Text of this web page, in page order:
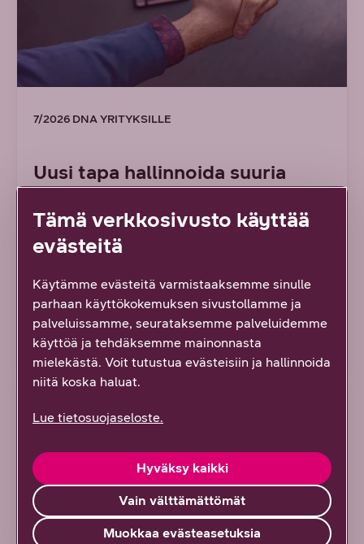
7/2026 DNA YRITYKSILLE
Uusi tapa hallinnoida suuria
Network Premium tarjoaa
ainutlaatuisen ratkaisun
verkkoympäristöjen haasteisiin
Lue artikkeli
Tämä verkkosivusto käyttää
evästeitä
Käytämme evästeitä varmistaaksemme sinulle
parhaan käyttökokemuksen sivustollamme ja
palveluissamme, seurataksemme palveluidemme
käyttöä ja tehdäksemme mainonnasta
mielekästä. Voit tutustua evästeisiin ja hallinnoida
niitä koska haluat.
Lue tietosuojaseloste.
Vain välttämättömät
Hyväksy kaikki
Muokkaa evästeasetuksia